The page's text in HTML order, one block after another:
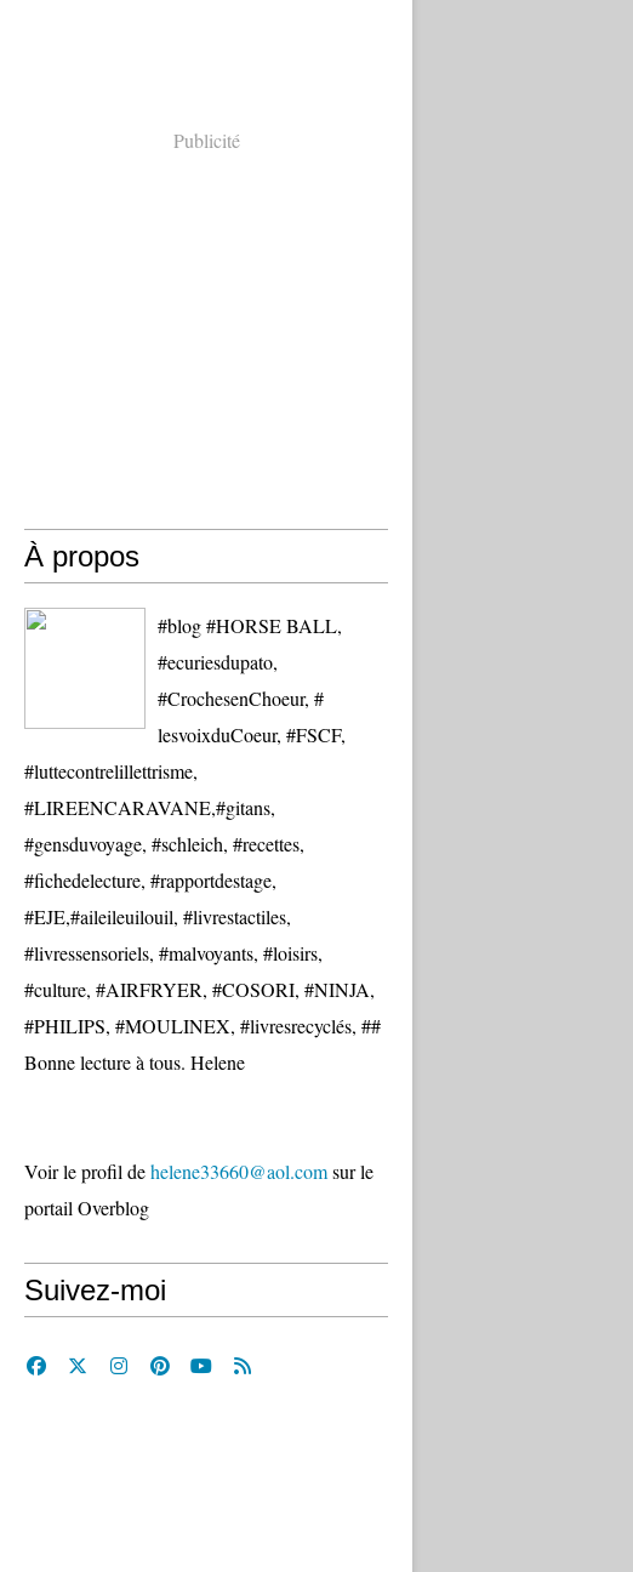
Publicité
À propos
#blog #HORSE BALL,
#ecuriesdupato,
#CrochesenChoeur, #
lesvoixduCoeur, #FSCF,
#luttecontrelillettrisme,
#LIREENCARAVANE,#gitans,
#gensduvoyage, #schleich, #recettes,
#fichedelecture, #rapportdestage,
#EJE,#aileileuilouil, #livrestactiles,
#livressensoriels, #malvoyants, #loisirs,
#culture, #AIRFRYER, #COSORI, #NINJA,
#PHILIPS, #MOULINEX, #livresrecyclés, ##
Bonne lecture à tous. Helene
Voir le profil dehelene33660@aol.comsur le
portail Overblog
Suivez-moi